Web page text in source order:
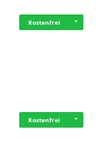
Kostenfrei
Kostenfrei